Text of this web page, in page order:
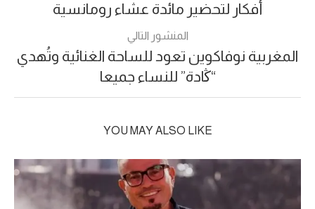
أفكار لتحضير مائدة عشاء رومانسية
المنشور التالي
المغربية نوفاكوين تعود للساحة الغنائية وتُهدي
“ڭادة” للنساء جميعا
YOU MAY ALSO LIKE